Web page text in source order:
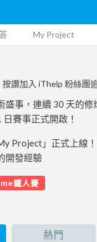
My Project
按讚加入 iThelp 粉絲團
盛事，連續 30 天的
日賽事正式開啟！
Project」正式上線
開發經驗
鐵人賽
熱門